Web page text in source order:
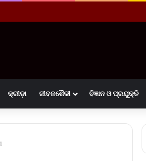
କ୍ରୀଡ଼ା ଜୀବନଶୈଳୀ ବିଜ୍ଞାନ ଓ ପ୍ରଯୁକ୍ତି